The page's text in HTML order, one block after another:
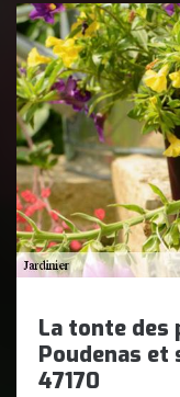
La tonte des
Poudenas et
47170